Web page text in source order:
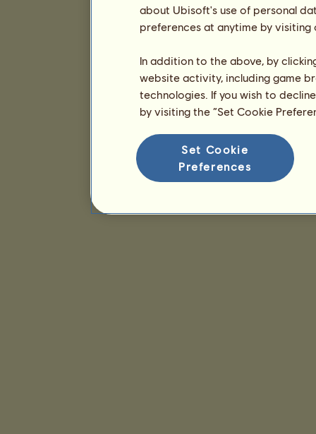
about Ubisoft's use of personal
preferences at anytime by
In addition to the above, by
website activity, including game
technologies. If you wish to
by visiting the “Set Cookie
Set Cookie
Preferences